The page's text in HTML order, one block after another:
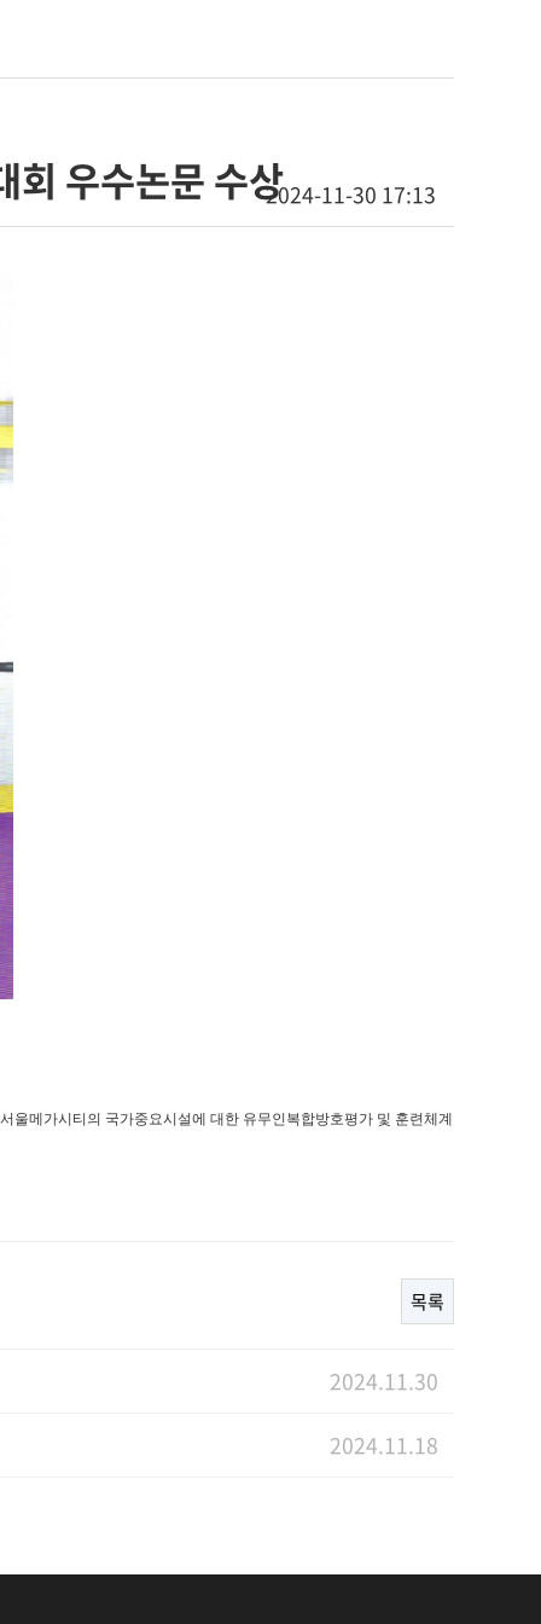
회 우수논문 수상2024-11-30 17:13
서울메가시티의 국가중요시설에 대한 유무인복합방호평가 및 훈련체계
목록
2024.11.30
2024.11.18